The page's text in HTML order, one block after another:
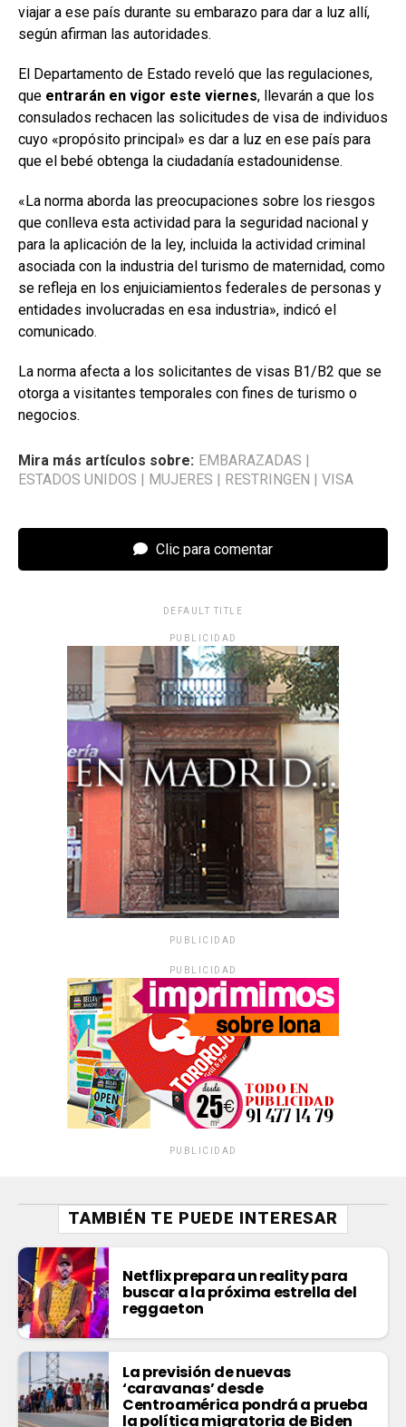
viajar a ese país durante su embarazo para dar a luz allí,
según afirman las autoridades.
El Departamento de Estado reveló que las regulaciones,
que entrarán en vigor este viernes, llevarán a que los
consulados rechacen las solicitudes de visa de individuos
cuyo «propósito principal» es dar a luz en ese país para
que el bebé obtenga la ciudadanía estadounidense.
«La norma aborda las preocupaciones sobre los riesgos
que conlleva esta actividad para la seguridad nacional y
para la aplicación de la ley, incluida la actividad criminal
asociada con la industria del turismo de maternidad, como
se refleja en los enjuiciamientos federales de personas y
entidades involucradas en esa industria», indicó el
comunicado.
La norma afecta a los solicitantes de visas B1/B2 que se
otorga a visitantes temporales con fines de turismo o
negocios.
Mira más artículos sobre: EMBARAZADAS |
ESTADOS UNIDOS | MUJERES | RESTRINGEN | VISA
Clic para comentar
DEFAULT TITLE
PUBLICIDAD
PUBLICIDAD
PUBLICIDAD
PUBLICIDAD
TAMBIÉN TE PUEDE INTERESAR
Netflix prepara un reality para
buscar a la próxima estrella del
reggaeton
La previsión de nuevas
‘caravanas’ desde
Centroamérica pondrá a prueba
la política migratoria de Biden